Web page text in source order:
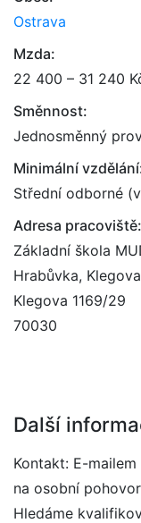
Ostrava
Mzda:
22 400 – 31 240
Směnnost:
Jednosměnný
Minimální
Střední odborné
Adresa pracoviště:
Základní škola
Hrabůvka,
Klegova 1169/29
70030
Další
Kontakt: E-
na osobní
Hledáme